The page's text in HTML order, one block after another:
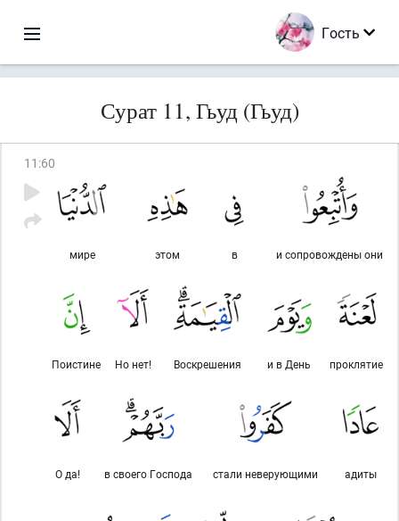
Гость
Сурат 11, Гьуд (Гьуд)
11 :60
и сопровождены они
в
этом
мире
проклятие
и в День
Воскрешения
Но нет!
Поистине
адиты
стали неверующими
в своего Господа
О да!